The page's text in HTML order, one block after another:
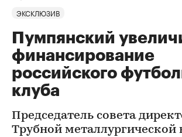
ЭКСКЛЮЗИВ
Пумпянский
финансирование
российского
клуба
Председатель совета
Трубной